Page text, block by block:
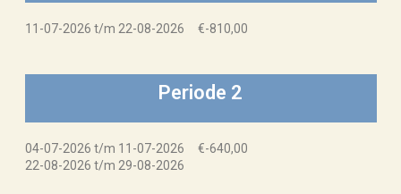
11-07-2026 t/m 22-08-2026 €-810,00
Periode 2
04-07-2026 t/m 11-07-2026 €-640,00
22-08-2026 t/m 29-08-2026